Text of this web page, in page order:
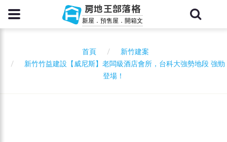
房地王部落格
新屋．預售屋．開箱文
首頁
新竹建案
新竹竹益建設【威尼斯】老闆級酒店會所，台科大強勢地段 強勁
登場！